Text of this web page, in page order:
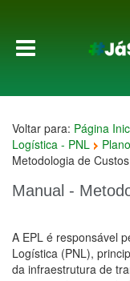
Voltar para: Página
Logística - PNL
Metodologia de
Manual -
A EPL é responsável
Logística (PNL),
da infraestrutura de